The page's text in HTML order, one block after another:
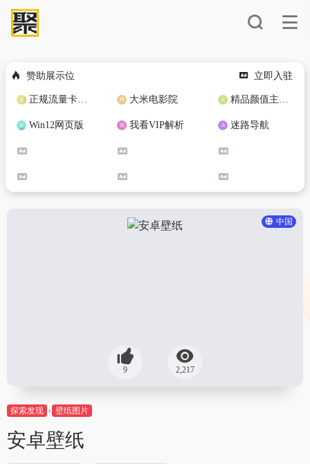
赞助展示位 立即入驻
正规流量卡免费加盟合作 大米电影院 精品颜值主播定制
Win12网页版 我看VIP解析 迷路导航
中国
9 2,217
探索发现 壁纸图片
安卓壁纸